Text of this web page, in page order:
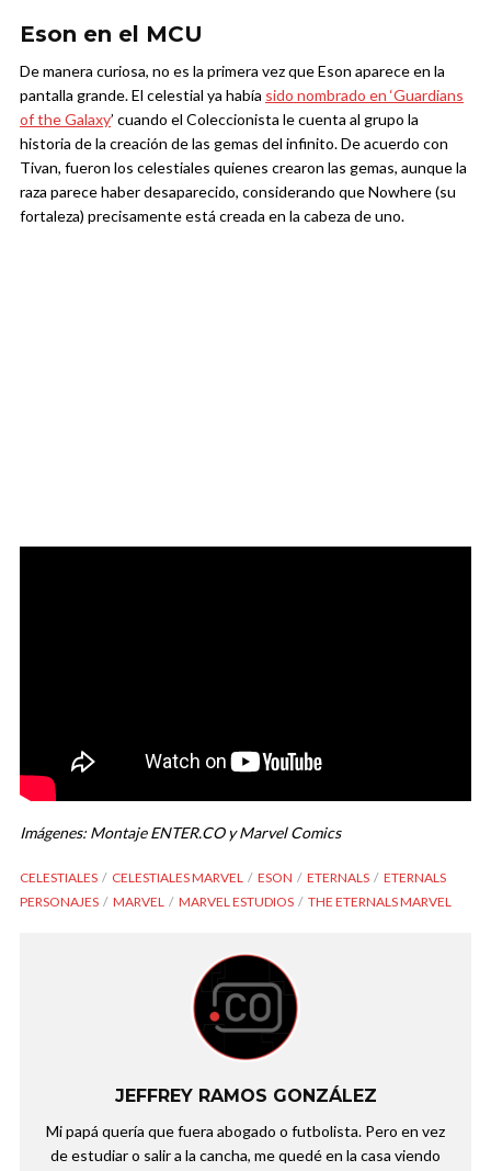
Eson en el MCU
De manera curiosa, no es la primera vez que Eson aparece en la
pantalla grande. El celestial ya había sido nombrado en ‘Guardians
of the Galaxy’ cuando el Coleccionista le cuenta al grupo la
historia de la creación de las gemas del infinito. De acuerdo con
Tivan, fueron los celestiales quienes crearon las gemas, aunque la
raza parece haber desaparecido, considerando que Nowhere (su
fortaleza) precisamente está creada en la cabeza de uno.
Imágenes: Montaje ENTER.CO y Marvel Comics
CELESTIALES CELESTIALES MARVEL ESON ETERNALS
ETERNALS
PERSONAJES
MARVEL MARVEL ESTUDIOS THE ETERNALS MARVEL
JEFFREY RAMOS GONZÁLEZ
Mi papá quería que fuera abogado o futbolista. Pero en vez
de estudiar o salir a la cancha, me quedé en la casa viendo